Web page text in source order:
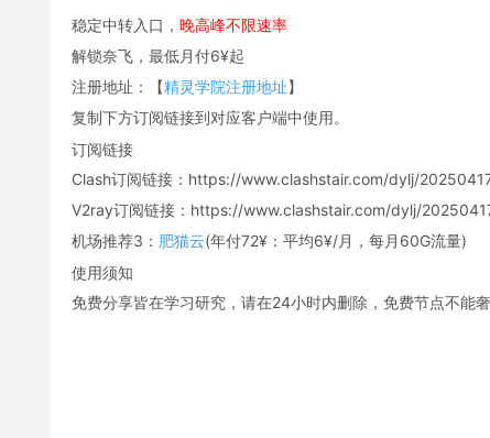
稳定中转入口， 晚高峰不限速率
解锁奈飞，最低月付6¥起
注册地址：【精灵学院注册地址】
复制下方订阅链接到对应客户端中使用。
订阅链接
Clash订阅链接：https://www.clashstair.com/dylj/
V2ray订阅链接：https://www.clashstair.com/dylj/
机场推荐3： 肥猫云(年付72¥：平均6¥/月，每月60G流量)
使用须知
免费分享皆在学习研究，请在24小时内删除，免费节点不能